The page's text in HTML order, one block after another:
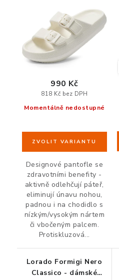
a oteklé nohy
Momentálně nedostupné
818 Kč bez DPH
990 Kč
Designové pantofle se
zdravotními benefity -
aktivně odlehčují páteř,
eliminují únavu nohou,
padnou i na chodidlo s
nízkým/vysokým nártem
či vbočeným palcem.
Protiskluzová...
Lorado Formigi Nero
Classico - dámské